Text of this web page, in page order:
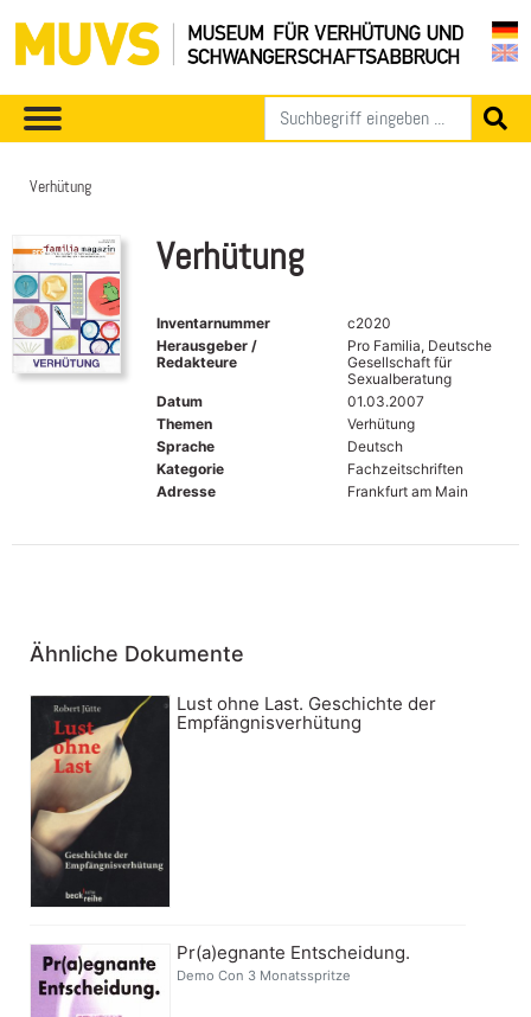
Verhütung
Verhütung
Inventarnummer
c2020
Herausgeber /
Redakteure
Pro Familia, Deutsche
Gesellschaft für
Sexualberatung
Datum
01.03.2007
Themen
Verhütung
Sprache
Deutsch
Kategorie
Fachzeitschriften
Adresse
Frankfurt am Main
Ähnliche Dokumente
Lust ohne Last. Geschichte der
Empfängnisverhütung
Pr(a)egnante Entscheidung.
Demo Con 3 Monatsspritze